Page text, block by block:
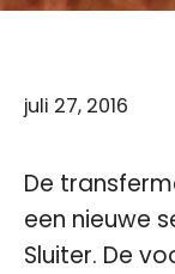
juli 27, 2016
De
een nieuwe
Sluiter. De